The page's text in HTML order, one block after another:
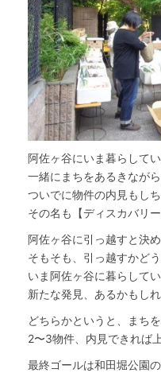
阿佐ヶ谷にいま暮らしてい
一緒にまちをあるきながら
ついでに物件の内見もしち
その名も【ディスカバリー
阿佐ヶ谷に引っ越すと決
そもそも、引っ越すかど
いま阿佐ヶ谷に暮らして
新たな発見、あるかもしれ
どちらかというと、まち
2〜3物件、内見できれば
最終ゴールは和田堀公園の